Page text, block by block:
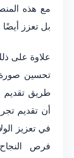
مع هذه
بل تعزز أيضًا
علاوة على
تحسين صورة
طريق تقديم
أن تقديم
في تعزيز
فرص